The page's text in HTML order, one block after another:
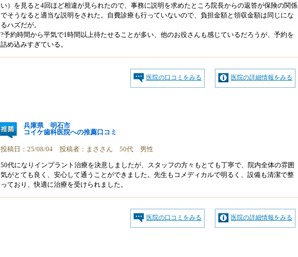
い）を見ると4回ほど相違が見られたので、事務に説明を求めたところ院長からの返答が保険の関係
でそうなると適当な説明をされた。自費診療も行っていないので、負担金額と領収金額は同じにな
るハズだが。
?予約時間から平気で1時間以上待たせることが多い、他のお役さんも感じているだろうが、予約を
詰め込みすぎている。
医院の詳細情報をみる
医院の口コミをみる
兵庫県 明石市
コイケ歯科医院への推薦口コミ
投稿日：25/08/04 投稿者：まささん 50代 男性
50代になりインプラント治療を決意しましたが、スタッフの方々もとても丁寧で、院内全体の雰囲
気がとても良く、安心して通うことができました。先生もコメディカルで明るく、設備も清潔で整
っており、快適に治療を受けられました。
医院の詳細情報をみる
医院の口コミをみる